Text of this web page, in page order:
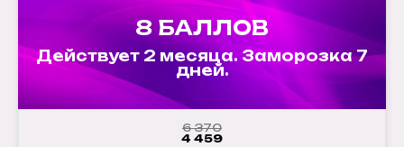
8 БАЛЛОВ
Действует 2 месяца. Заморозка 7
дней.
6 370
4 459